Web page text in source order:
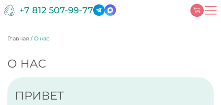
+7 812 507-99-77
Главная /О нас
О НАС
ПРИВЕТ